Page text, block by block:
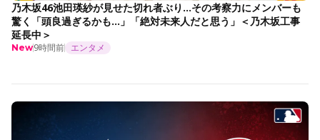
乃木坂46池田瑛紗が見せた切れ者ぶり…その考察力にメンバーも
驚く「頭良過ぎるかも…」「絶対未来人だと思う」＜乃木坂工事
延長中＞
New9時間前 エンタメ